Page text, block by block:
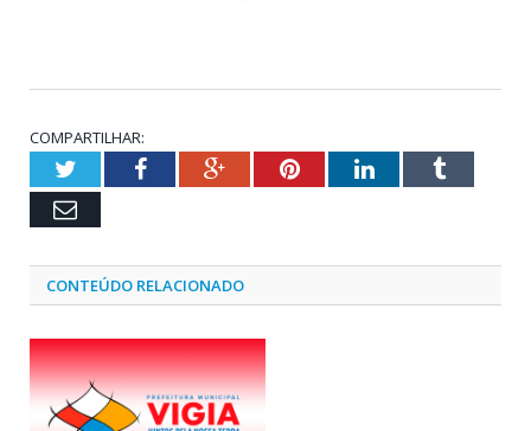
COMPARTILHAR:
TwitterFacebookGoogle+PinterestLinkedInTumblr
Email
CONTEÚDO RELACIONADO